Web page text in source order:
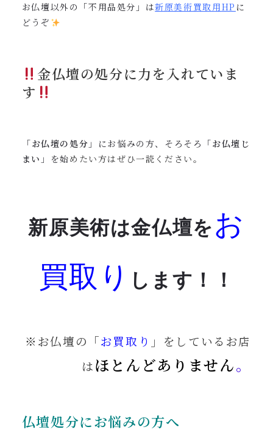
お仏壇以外の「不用品処分」は新原美術買取用HP に
どうぞ
金仏壇の処分に力を入れていま
す
「お仏壇の処分 」にお悩みの方、そろそろ「お仏壇じ
まい 」を始めたい方はぜひ一読ください。
新原美術は金仏壇をお
買取り します！！
※お仏壇の「お買取り 」をしているお店
はほとんどありません。
仏壇処分にお悩みの方へ